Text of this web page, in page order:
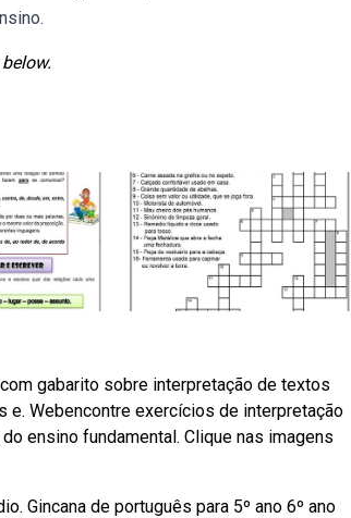
gabarito sobre interpretação de textos
e. Webencontre exercícios de interpretação
ensino fundamental. Clique nas imagens
Gincana de português para 5º ano 6º ano